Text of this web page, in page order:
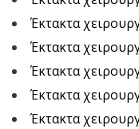
Έκτακτα
Έκτακτα
Έκτακτα
Έκτακτα
Έκτακτα